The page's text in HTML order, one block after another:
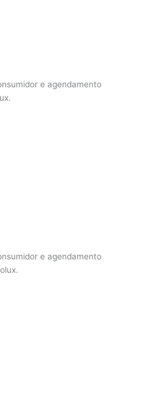
e agendamento
e agendamento